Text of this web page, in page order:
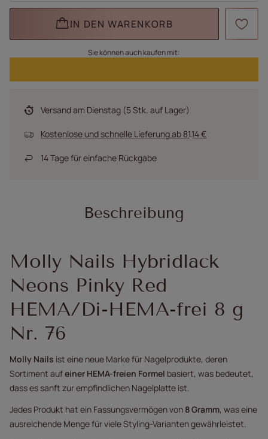
IN DEN WARENKORB
Sie können auch kaufen mit:
Versandam Dienstag (5 Stk. auf Lager)
Kostenlose und schnelle Lieferungab 81,14 €
14Tage für einfache Rückgabe
Beschreibung
Molly Nails Hybridlack
Neons Pinky Red
HEMA/Di-HEMA-frei 8 g
Nr. 76
Molly Nails ist eine neue Marke für Nagelprodukte, deren
Sortiment aufeiner HEMA-freien Formel basiert, was bedeutet,
dass es sanft zur empfindlichen Nagelplatte ist.
Jedes Produkt hat ein Fassungsvermögen von 8 Gramm, was eine
ausreichende Menge für viele Styling-Varianten gewährleistet.